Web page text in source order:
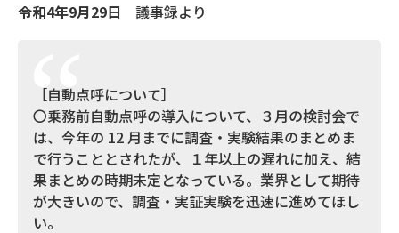
令和4年9月29日 議事録より
［自動点呼について］
〇乗務前自動点呼の導入について、３月の検討会で
は、今年の 12 月までに調査・実験結果のまとめま
で行うこととされたが、１年以上の遅れに加え、結
果まとめの時期未定となっている。業界として期待
が大きいので、調査・実証実験を迅速に進めてほし
い。